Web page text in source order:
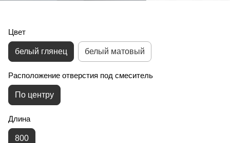
Цвет
белый глянец белый матовый
Расположение отверстия под смеситель
По центру
Длина
800